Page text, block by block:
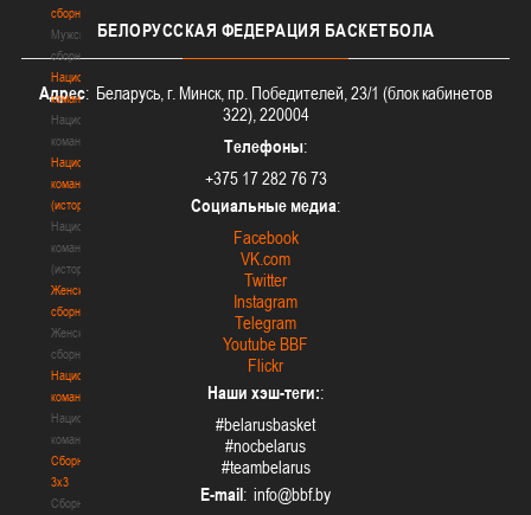
сборные
Мужские
сборные
Национальная
команда
Национальная
команда
Национальная
команда
(история)
Национальная
команда
(история)
Женские
сборные
Женские
сборные
Национальная
команда
Национальная
команда
Сборные
3х3
Сборные
БЕЛОРУССКАЯ ФЕДЕРАЦИЯ БАСКЕТБОЛА
Адрес: Беларусь, г. Минск, пр. Победителей, 23/1 (блок кабинетов
322), 220004
Телефоны:
+375 17 282 76 73
Социальные медиа:
Facebook
VK.com
Twitter
Instagram
Telegram
Youtube BBF
Flickr
Наши хэш-теги::
#belarusbasket
#nocbelarus
#teambelarus
E-mail: